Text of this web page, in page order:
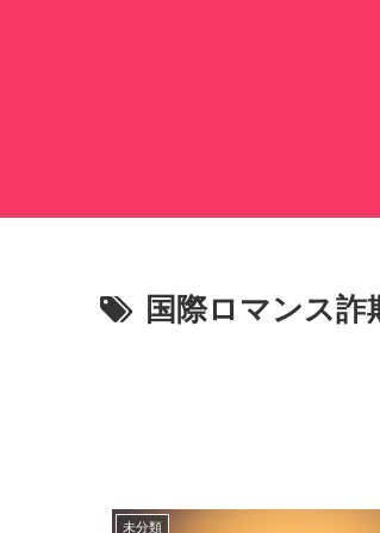
国際ロマンス詐
未分類